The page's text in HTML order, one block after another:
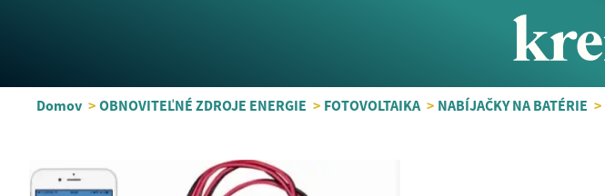
Domov > OBNOVITEĽNÉ ZDROJE ENERGIE > FOTOVOLTAIKA > NABÍJAČKY NA BATÉRIE >